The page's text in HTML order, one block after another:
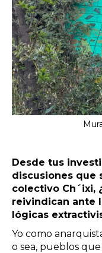
Desde tus
discusiones que
colectivo Ch´ixi,
reivindican ante
lógicas
Yo como
o sea, pueblos